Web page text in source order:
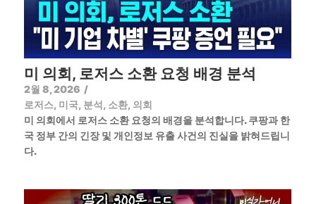
미 의회, 로저스 소환 요청 배경 분석
2월 8, 2026 /
로저스, 미국, 분석, 소환, 의회
미 의회에서 로저스 소환 요청의 배경을 분석합니다. 쿠팡과 한
국 정부 간의 긴장 및 개인정보 유출 사건의 진실을 밝혀드립니
다.